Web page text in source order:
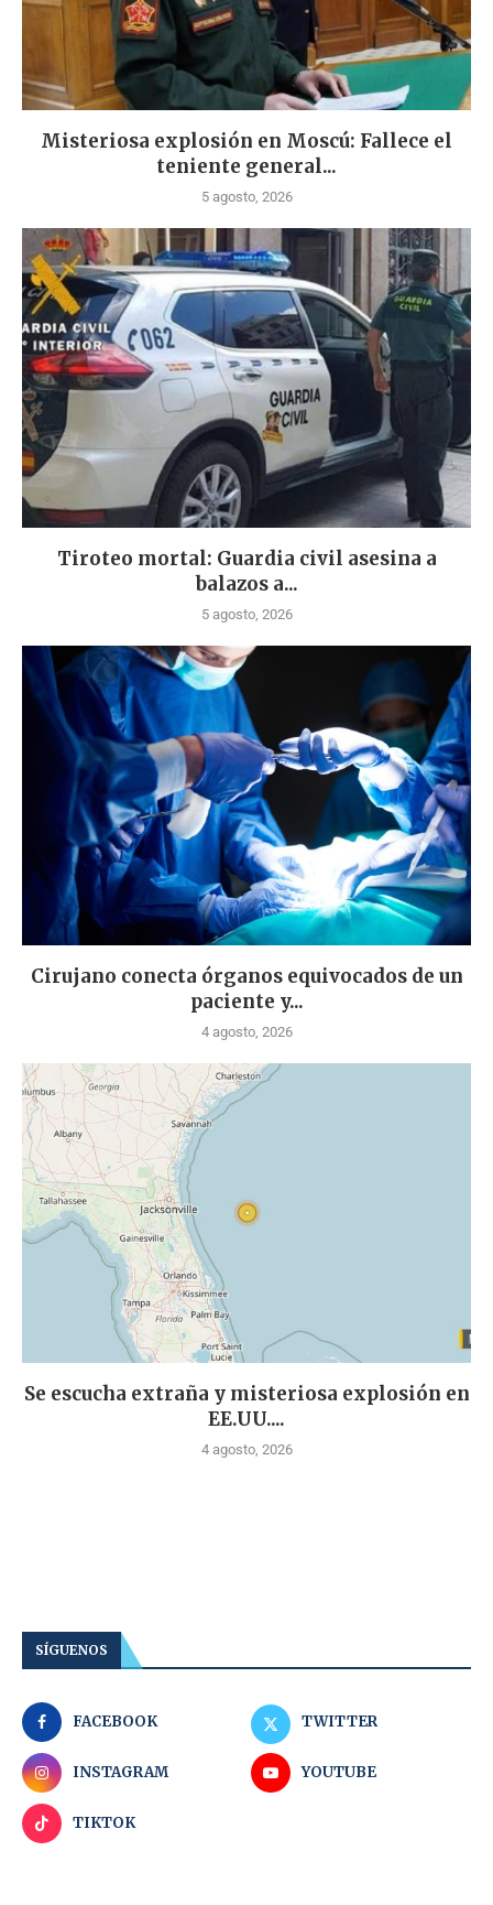
Misteriosa explosión en Moscú: Fallece el
teniente general...
5 agosto, 2026
Tiroteo mortal: Guardia civil asesina a
balazos a...
5 agosto, 2026
Cirujano conecta órganos equivocados de un
paciente y...
4 agosto, 2026
Se escucha extraña y misteriosa explosión en
EE.UU....
4 agosto, 2026
SÍGUENOS
FACEBOOK TWITTER
INSTAGRAM YOUTUBE
TIKTOK